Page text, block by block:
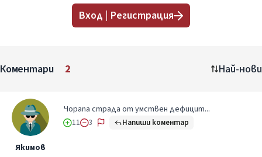
Вход | Регистрация
Коментари 2 Най-нови
Якимов
Чорапа страда от умствен дефицит...
11 3 Напиши коментар